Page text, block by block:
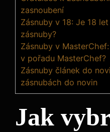
zasnoubení
Zásnuby v 18: Je 18
zásnuby?
Zásnuby v
v pořadu MasterChef?
Zásnuby článek do
zásnubách do novin
Jak